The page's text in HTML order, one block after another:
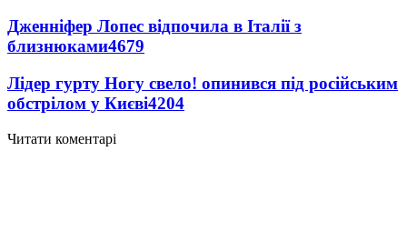
Дженніфер Лопес відпочила в Італії з
близнюками4679
Лідер гурту Ногу свело! опинився під російським
обстрілом у Києві4204
Читати коментарі